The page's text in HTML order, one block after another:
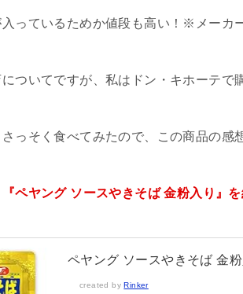
っているためか値段も高い！※メーカ
ついてですが、私はドン・キホーテで
っそく食べてみたので、この商品の感
『ペヤング ソースやきそば 金粉入り』
ペヤング ソースやきそば 金
created byRinker